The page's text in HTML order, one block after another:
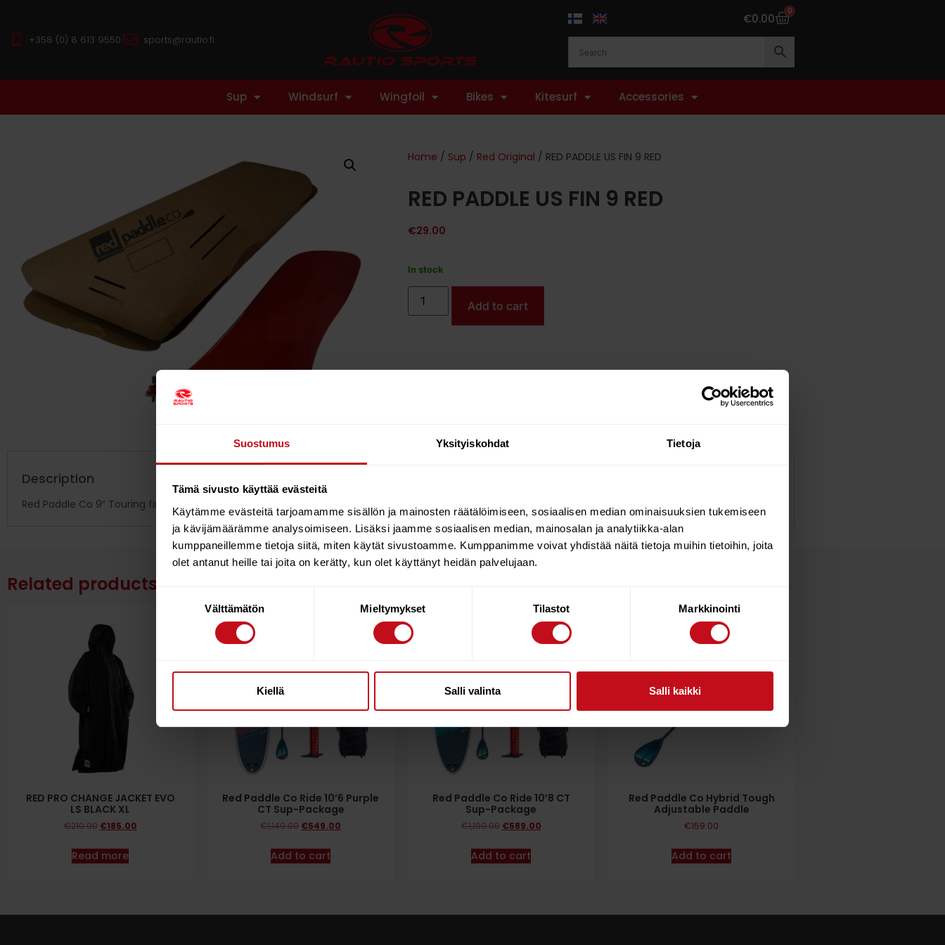
Suostumus Yksityiskohdat Tietoja
Tämä sivusto käyttää evästeitä
Käytämme evästeitä tarjoamamme sisällön ja mainosten räätälöimiseen, sosiaalisen median ominaisuuksien tukemiseen
ja kävijämäärämme analysoimiseen. Lisäksi jaamme sosiaalisen median, mainosalan ja analytiikka-alan
kumppaneillemme tietoja siitä, miten käytät sivustoamme. Kumppanimme voivat yhdistää näitä tietoja muihin tietoihin, joita
olet antanut heille tai joita on kerätty, kun olet käyttänyt heidän palvelujaan.
Välttämätön Mieltymykset Tilastot Markkinointi
Kiellä Salli valinta Salli kaikki
+358 (0) 8 613 9550 sports@rautio.fi
€0.00 0
Sup Windsurf Wingfoil Bikes Kitesurf Accessories
Home / Sup / Red Original / RED PADDLE US FIN 9 RED
RED PADDLE US FIN 9 RED
€29.00
In stock
Add to cart
Description
Red Paddle Co 9″ Touring fin for the Sport range.
Related products
RED PRO CHANGE JACKET EVO
LS BLACK XL
€210.00 €185.00
Read more
52%
Red Paddle Co Ride 10’6 Purple
CT Sup-Package
€1,149.00 €549.00
Add to cart
Red Paddle Co Ride 10’8 CT
Sup-Package
€1,199.00 €589.00
Add to cart
Red Paddle Co Hybrid Tough
Adjustable Paddle
€159.00
Add to cart